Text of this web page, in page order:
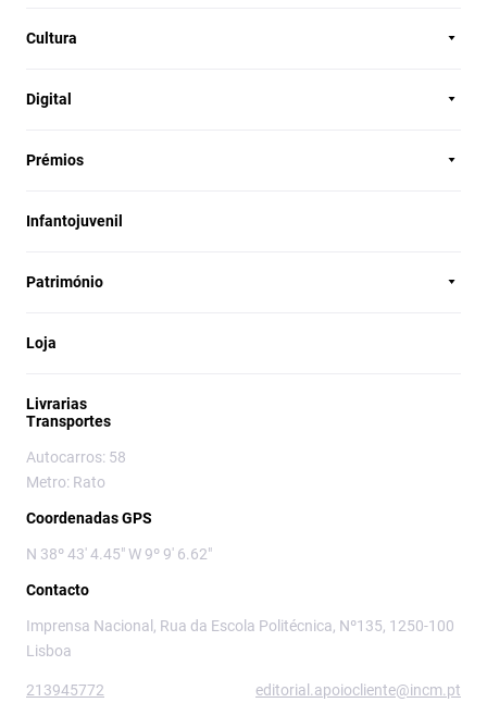
Cultura
Digital
Prémios
Infantojuvenil
Património
Loja
Livrarias
Transportes
Autocarros: 58
Metro: Rato
Coordenadas GPS
N 38º 43' 4.45" W 9º 9' 6.62"
Contacto
Imprensa Nacional, Rua da Escola Politécnica, Nº135, 1250-100
Lisboa
213945772 editorial.apoiocliente@incm.pt